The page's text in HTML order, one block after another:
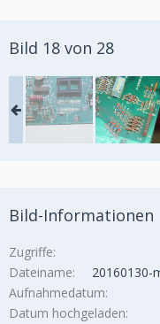
Bild 18 von 28
Bild-Informationen
Zugriffe
Dateiname
20160130-
Aufnahmedatum
Datum hochgeladen